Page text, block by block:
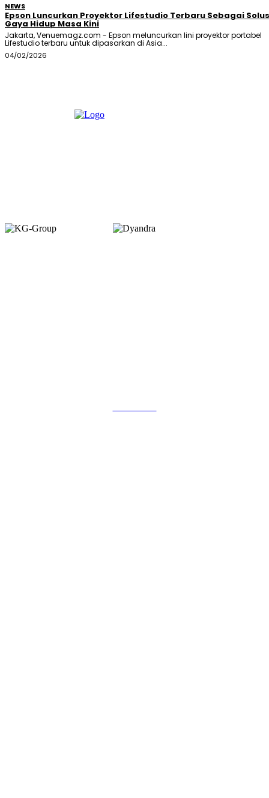
NEWS
Epson Luncurkan Proyektor Lifestudio Terbaru Sebagai
Gaya Hidup Masa Kini
Jakarta, Venuemagz.com - Epson meluncurkan lini proyektor portabel
Lifestudio terbaru untuk dipasarkan di Asia...
04/02/2026